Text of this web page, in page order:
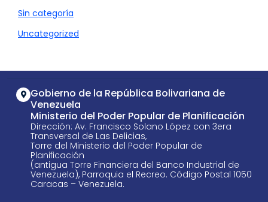
Sin categoría
Uncategorized
Gobierno de la República Bolivariana de
Venezuela
Ministerio del Poder Popular de Planificación
Dirección: Av. Francisco Solano López con 3era
Transversal de Las Delicias,
Torre del Ministerio del Poder Popular de
Planificación
(antigua Torre Financiera del Banco Industrial de
Venezuela), Parroquia el Recreo. Código Postal 1050
Caracas – Venezuela.